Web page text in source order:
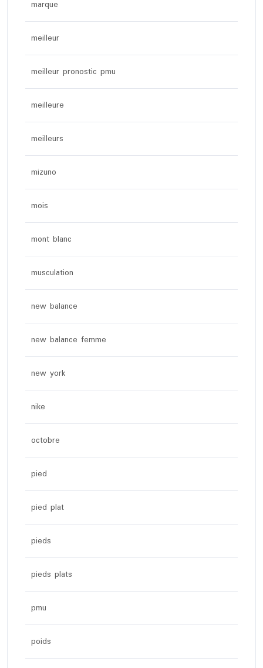
marque
meilleur
meilleur pronostic pmu
meilleure
meilleurs
mizuno
mois
mont blanc
musculation
new balance
new balance femme
new york
nike
octobre
pied
pied plat
pieds
pieds plats
pmu
poids